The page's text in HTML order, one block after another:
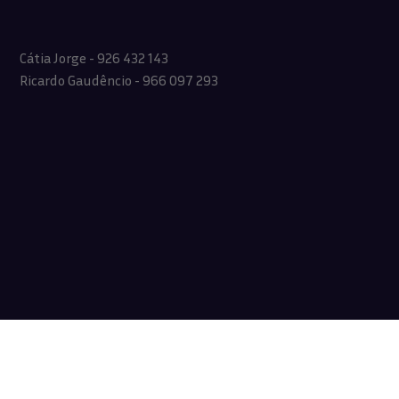
Cátia Jorge - 926 432 143
Ricardo Gaudêncio - 966 097 293